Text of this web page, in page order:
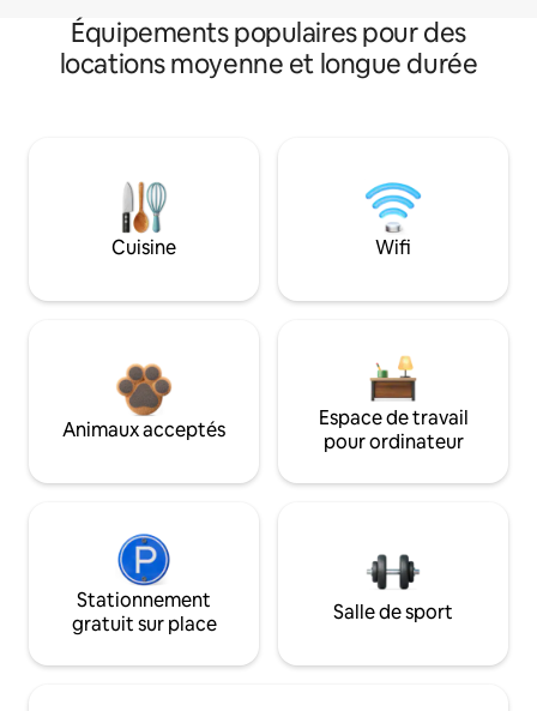
Équipements populaires pour des
locations moyenne et longue durée
Cuisine Wifi
Animaux acceptés
Espace de travail
pour ordinateur
Stationnement
gratuit sur place
Salle de sport